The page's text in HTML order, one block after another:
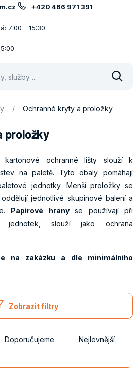
+420 466 971 391
7:00 - 15:30
/ Ochranné kryty a proložky
proložky
ochranné lišty slouží k
na paletě. Tyto obaly pomáhají
jednotky. Menší proložky se
jednotlivé skupinové balení a
Papírové hranyse používají při
jednotek, slouží jako ochrana
na zakázku a dle minimálního
Zobrazit filtry
Doporučujeme Nejlevnější